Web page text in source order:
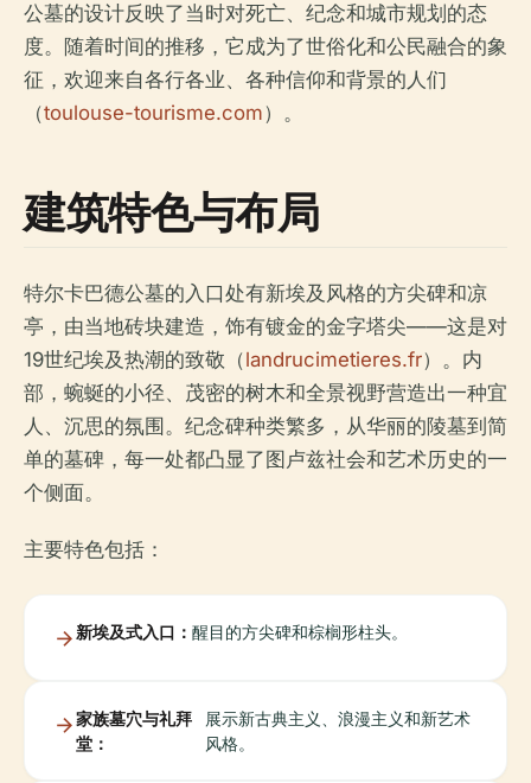
公墓的设计反映了当时对死亡、纪念和城市规划的态
度。随着时间的推移，它成为了世俗化和公民融合的象
征，欢迎来自各行各业、各种信仰和背景的人们
（toulouse-tourisme.com）。
建筑特色与布局
特尔卡巴德公墓的入口处有新埃及风格的方尖碑和凉
亭，由当地砖块建造，饰有镀金的金字塔尖——这是对
19世纪埃及热潮的致敬（landrucimetieres.fr）。内
部，蜿蜒的小径、茂密的树木和全景视野营造出一种宜
人、沉思的氛围。纪念碑种类繁多，从华丽的陵墓到简
单的墓碑，每一处都凸显了图卢兹社会和艺术历史的一
个侧面。
主要特色包括：
新埃及式入口： 醒目的方尖碑和棕榈形柱头。
家族墓穴与礼拜
堂：
展示新古典主义、浪漫主义和新艺术
风格。